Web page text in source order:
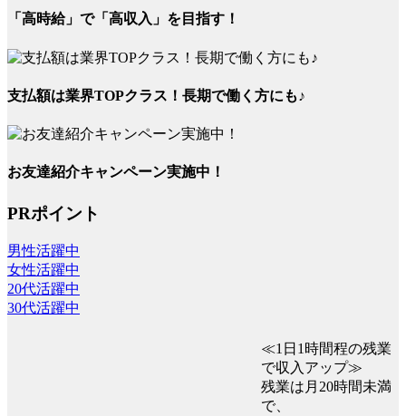
「高時給」で「高収入」を目指す！
支払額は業界TOPクラス！長期で働く方にも♪
お友達紹介キャンペーン実施中！
PRポイント
男性活躍中
女性活躍中
20代活躍中
30代活躍中
≪1日1時間程の残業
で収入アップ≫
残業は月20時間未満
で、